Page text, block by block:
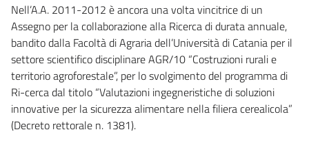
Nell’A.A. 2011-2012 è ancora una volta vincitrice di un
Assegno per la collaborazione alla Ricerca di durata annuale,
bandito dalla Facoltà di Agraria dell’Università di Catania per il
settore scientifico disciplinare AGR/10 “Costruzioni rurali e
territorio agroforestale”, per lo svolgimento del programma di
Ri-cerca dal titolo “Valutazioni ingegneristiche di soluzioni
innovative per la sicurezza alimentare nella filiera cerealicola”
(Decreto rettorale n. 1381).